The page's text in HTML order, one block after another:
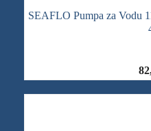
SEAFLO Pumpa za Vodu